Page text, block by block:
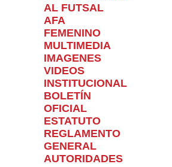
AL FUTSAL
AFA
FEMENINO
MULTIMEDIA
IMAGENES
VIDEOS
INSTITUCIONAL
BOLETÍN
OFICIAL
ESTATUTO
REGLAMENTO
GENERAL
AUTORIDADES
EL FÚTBOL INFANTIL CERRÓ EL AÑO